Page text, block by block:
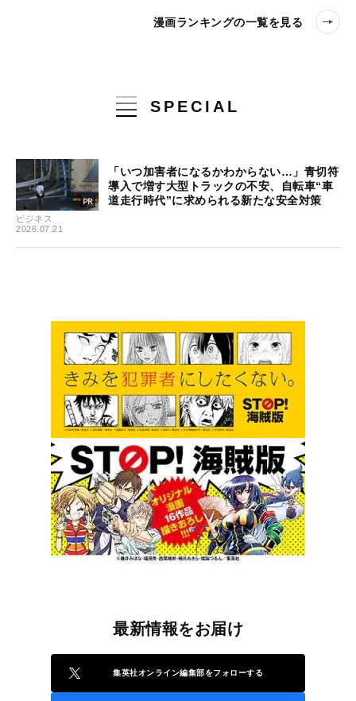
漫画ランキングの一覧を見る
SPECIAL
ビジネス
2026.07.21
「いつ加害者になるかわからない…」青切符
導入で増す大型トラックの不安、自転車“車
道走行時代”に求められる新たな安全対策
最新情報をお届け
集英社オンライン編集部をフォローする